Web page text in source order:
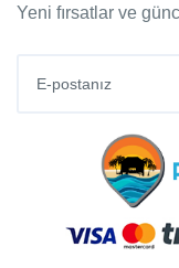
Yeni fırsatlar ve